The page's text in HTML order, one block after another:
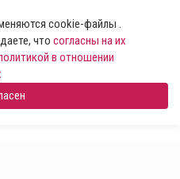
cookie-файлы .
что согласны на их
в отношении